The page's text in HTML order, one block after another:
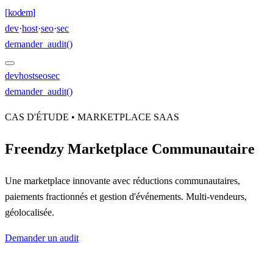
[kodem]
dev·host·seo·sec
demander_audit()
devhostseosec
demander_audit()
CAS D'ÉTUDE • MARKETPLACE SAAS
Freendzy Marketplace Communautaire
Une marketplace innovante avec réductions communautaires,
paiements fractionnés et gestion d'événements. Multi-vendeurs,
géolocalisée.
Demander un audit